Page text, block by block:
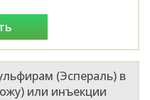
(Эспераль) в
или инъекции